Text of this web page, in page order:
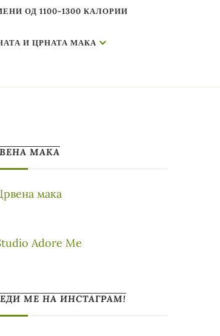
ОД 1100-1300 КАЛОРИИ
И ЦРНАТА МАКА
МАКА
МЕ НА ИНСТАГРАМ!